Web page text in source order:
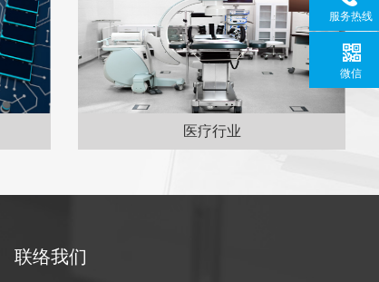
医疗行业
联络我们
服务热线
微信